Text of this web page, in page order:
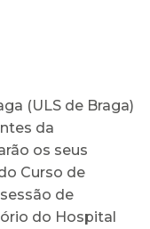
(ULS de Braga)
da
os seus
Curso de
de
do Hospital